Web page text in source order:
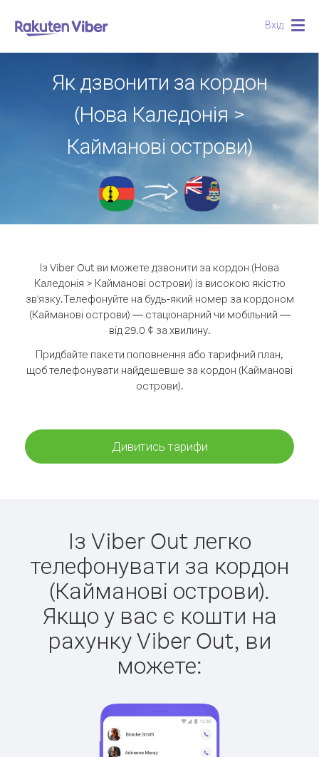
Вхід
Як дзвонити за кордон
(Нова Каледонія >
Кайманові острови)
Із Viber Out ви можете дзвонити за кордон (Нова
Каледонія > Кайманові острови) із високою якістю
зв'язку.Телефонуйте на будь-який номер за кордоном
(Кайманові острови) — стаціонарний чи мобільний —
від 29.0 ¢ за хвилину.
Придбайте пакети поповнення або тарифний план,
щоб телефонувати найдешевше за кордон (Кайманові
острови).
Дивитись тарифи
Із Viber Out легко
телефонувати за кордон
(Кайманові острови).
Якщо у вас є кошти на
рахунку Viber Out, ви
можете: